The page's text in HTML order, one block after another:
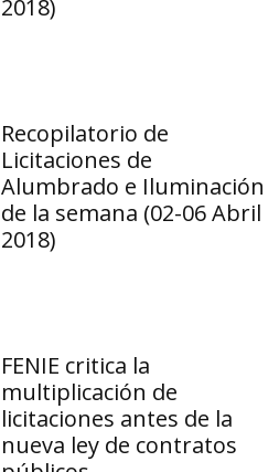
2018)
Recopilatorio de
Licitaciones de
Alumbrado e Iluminación
de la semana (02-06 Abril
2018)
FENIE critica la
multiplicación de
licitaciones antes de la
nueva ley de contratos